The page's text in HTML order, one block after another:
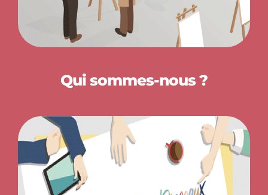
Qui sommes-nous ?